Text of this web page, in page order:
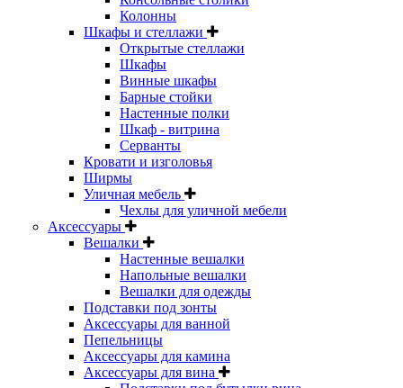
Колонны
Шкафы и стеллажи
Открытые стеллажи
Шкафы
Винные шкафы
Барные стойки
Настенные полки
Шкаф - витрина
Серванты
Кровати и изголовья
Ширмы
Уличная мебель
Чехлы для уличной мебели
Аксессуары
Вешалки
Настенные вешалки
Напольные вешалки
Вешалки для одежды
Подставки под зонты
Аксессуары для ванной
Пепельницы
Аксессуары для камина
Аксессуары для вина